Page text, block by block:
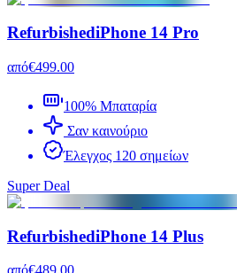
RefurbishediPhone 14 Pro
από€499.00
100% Μπαταρία
Σαν καινούριο
Έλεγχος 120 σημείων
Super Deal
RefurbishediPhone 14 Plus